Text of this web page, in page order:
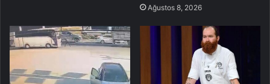
Ağustos 8, 2026